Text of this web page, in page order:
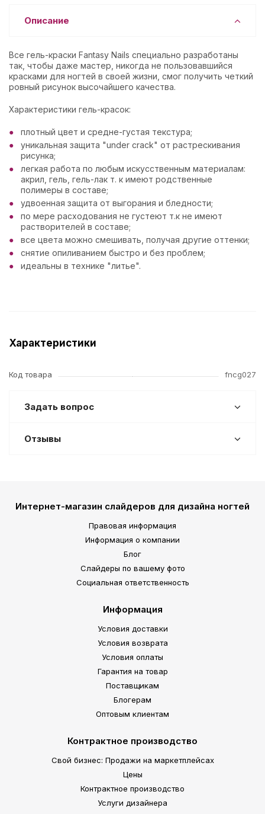
Описание
Все гель-краски Fantasy Nails специально разработаны
так, чтобы даже мастер, никогда не пользовавшийся
красками для ногтей в своей жизни, смог получить четкий
ровный рисунок высочайшего качества.
Характеристики гель-красок:
плотный цвет и средне-густая текстура;
уникальная защита "under crack" от растрескивания
рисунка;
легкая работа по любым искусственным материалам:
акрил, гель, гель-лак т. к имеют родственные
полимеры в составе;
удвоенная защита от выгорания и бледности;
по мере расходования не густеют т.к не имеют
растворителей в составе;
все цвета можно смешивать, получая другие оттенки;
снятие опиливанием быстро и без проблем;
идеальны в технике "литье".
Характеристики
Код товара fncg027
Задать вопрос
Отзывы
Интернет-магазин слайдеров для дизайна ногтей
Правовая информация
Информация о компании
Блог
Слайдеры по вашему фото
Социальная ответственность
Информация
Условия доставки
Условия возврата
Условия оплаты
Гарантия на товар
Поставщикам
Блогерам
Оптовым клиентам
Контрактное производство
Свой бизнес: Продажи на маркетплейсах
Цены
Контрактное производство
Услуги дизайнера